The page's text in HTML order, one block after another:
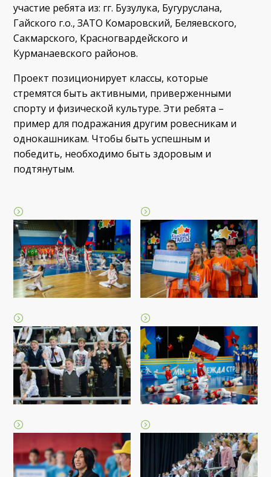
участие ребята из: гг. Бузулука, Бугуруслана,
Гайского г.о., ЗАТО Комаровский, Беляевского,
Сакмарского, Красногвардейского и
Курманаевского районов.
Проект позиционирует классы, которые
стремятся быть активными, приверженными
спорту и физической культуре. Эти ребята –
пример для подражания другим ровесникам и
однокашникам. Чтобы быть успешным и
победить, необходимо быть здоровым и
подтянутым.